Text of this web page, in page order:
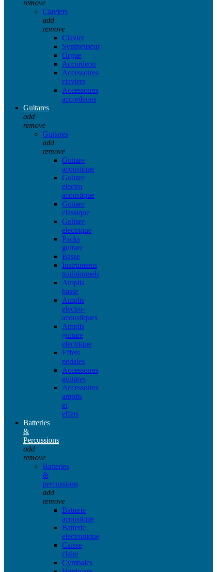
remove
Claviers
add
remove
Clavier
Synthetiseur
Orgue
Accordeon
Accessoires
claviers
Accessoires
accordeons
Guitares
add
remove
Guitares
add
remove
Guitare
acoustique
Guitare
electro
acoustique
Guitare
classique
Guitare
electrique
Packs
guitare
Basse
Instruments
traditionnels
Amplis
basse
Amplis
electro-
acoustiques
Amplis
guitare
electrique
Effets
pedales
Accessoires
guitares
Accessoires
amplis
et
effets
Batteries
&
Percussions
add
remove
Batteries
&
percussions
add
remove
Batterie
acoustique
Batterie
electronique
Caisse
claire
Cymbales